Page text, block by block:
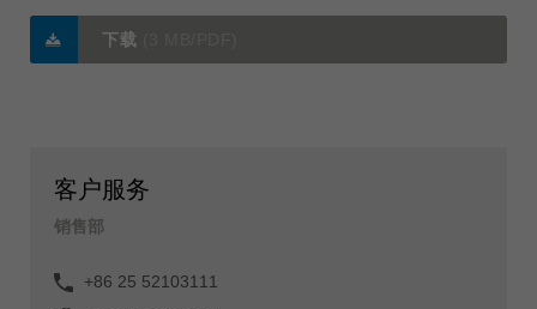
下载
客户服务
销售部
+86 25 52103111